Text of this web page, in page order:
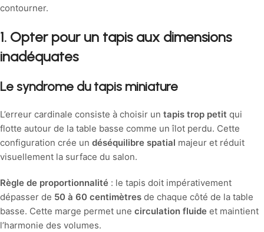
contourner.
1. Opter pour un tapis aux dimensions
inadéquates
Le syndrome du tapis miniature
L’erreur cardinale consiste à choisir un tapis trop petit qui
flotte autour de la table basse comme un îlot perdu. Cette
configuration crée un déséquilibre spatial majeur et réduit
visuellement la surface du salon.
Règle de proportionnalité : le tapis doit impérativement
dépasser de 50 à 60 centimètres de chaque côté de la table
basse. Cette marge permet une circulation fluide et maintient
l’harmonie des volumes.